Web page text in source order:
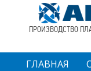
ПРОИЗВОДСТВО
ГЛАВНАЯ